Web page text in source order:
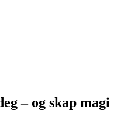
– og skap magi